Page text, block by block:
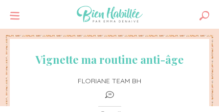
Vignette ma routine anti-âge
FLORIANE TEAM BH